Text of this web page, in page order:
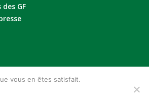
GF
vous en êtes satisfait.